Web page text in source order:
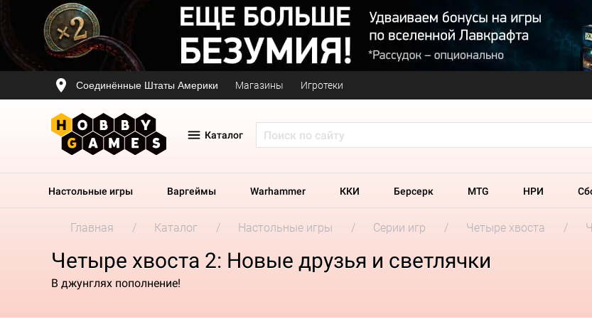
Соединённые Штаты Америки Магазины Игротеки
Каталог
Настольные игры Варгеймы Warhammer ККИ Берсерк MTG НРИ
Главная Каталог Настольные игры Серии игр Четыре хвоста
Четыре хвоста 2: Новые друзья и светлячки
В джунглях пополнение!